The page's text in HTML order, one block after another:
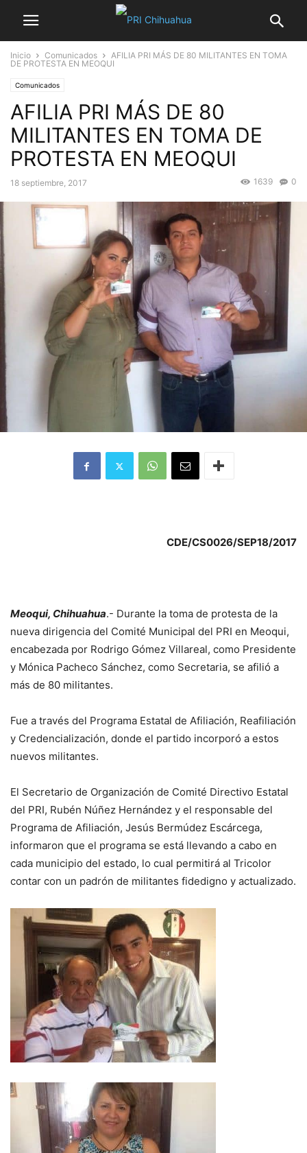
Inicio Comunicados
AFILIA PRI MÁS DE 80 MILITANTES EN TOMA
DE PROTESTA EN MEOQUI
Comunicados
AFILIA PRI MÁS DE 80
MILITANTES EN TOMA DE
PROTESTA EN MEOQUI
18 septiembre, 2017 0
1639
CDE/CS0026/SEP18/2017
Meoqui, Chihuahua.- Durante la toma de protesta de la
nueva dirigencia del Comité Municipal del PRI en Meoqui,
encabezada por Rodrigo Gómez Villareal, como Presidente
y Mónica Pacheco Sánchez, como Secretaria, se afilió a
más de 80 militantes.
Fue a través del Programa Estatal de Afiliación, Reafiliación
y Credencialización, donde el partido incorporó a estos
nuevos militantes.
El Secretario de Organización de Comité Directivo Estatal
del PRI, Rubén Núñez Hernández y el responsable del
Programa de Afiliación, Jesús Bermúdez Escárcega,
informaron que el programa se está llevando a cabo en
cada municipio del estado, lo cual permitirá al Tricolor
contar con un padrón de militantes fidedigno y actualizado.